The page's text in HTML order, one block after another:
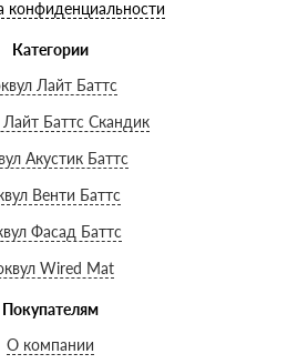
конфиденциальности
Категории
Лайт Баттс
Лайт Баттс Скандик
Акустик Баттс
Венти Баттс
Фасад Баттс
Wired Mat
Покупателям
О компании